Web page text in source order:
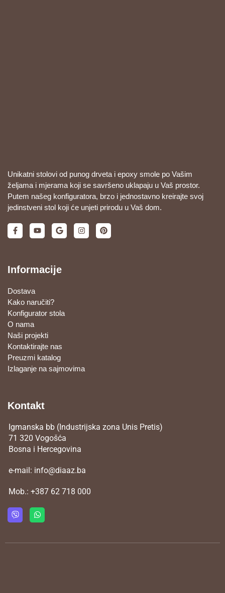
Unikatni stolovi od punog drveta i epoxy smole po Vašim
željama i mjerama koji se savršeno uklapaju u Vaš prostor.
Putem našeg konfiguratora, brzo i jednostavno kreirajte svoj
jedinstveni stol koji će unjeti prirodu u Vaš dom.
Informacije
Dostava
Kako naručiti?
Konfigurator stola
O nama
Naši projekti
Kontaktirajte nas
Preuzmi katalog
Izlaganje na sajmovima
Kontakt
Igmanska bb (Industrijska zona Unis Pretis)
71 320 Vogošća
Bosna i Hercegovina
e-mail: info@diaaz.ba
Mob.: +387 62 718 000